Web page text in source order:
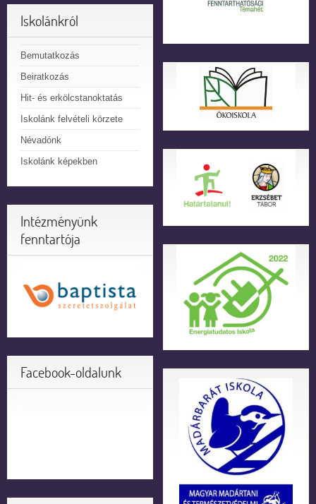
Iskolánkról
Bemutatkozás
Beiratkozás
Hit- és erkölcstanoktatás
Iskolánk felvételi körzete
Névadónk
Iskolánk képekben
Intézményünk
fenntartója
Facebook-oldalunk